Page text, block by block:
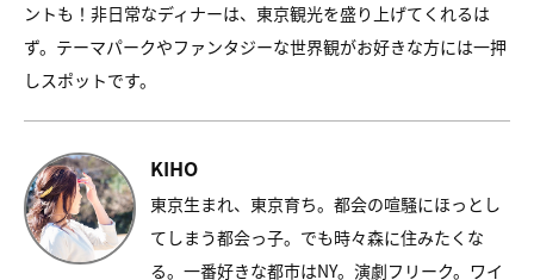
ントも！非日常なディナーは、東京観光を盛り上げてくれるは
ず。テーマパークやファンタジーな世界観がお好きな方には一押
しスポットです。
KIHO
東京生まれ、東京育ち。都会の喧騒にほっとし
てしまう都会っ子。でも時々森に住みたくな
る。一番好きな都市はNY。演劇フリーク。ワイ